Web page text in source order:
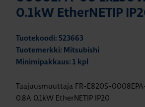
0.1kW EtherNETIP
Tuotekoodi: 523663
Tuotemerkki: Mitsubishi
Minimipakkaus: 1 kpl
Taajuusmuuttaja FR-E820S-
0.8A 0.1kW EtherNETIP IP20